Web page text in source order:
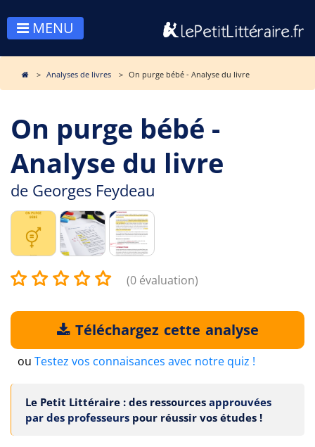
MENU
Analyses de livres On purge bébé - Analyse du livre
On purge bébé -
Analyse du livre
de Georges Feydeau
(0 évaluation)
Téléchargez cette analyse
ou Testez vos connaisances avec notre quiz !
Le Petit Littéraire : des ressources approuvées
par des professeurs pour réussir vos études !